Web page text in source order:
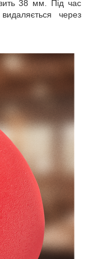
38 мм. Під час
через